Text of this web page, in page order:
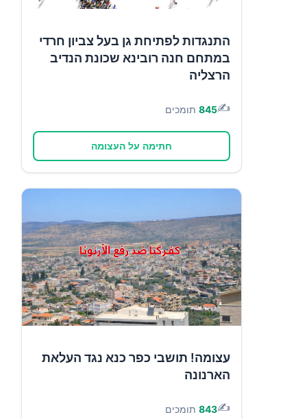
התנגדות לפתיחת גן בעל צביון חרדי
במתחם חנה רובינא שכונת הנדיב
הרצליה
✍️
845 תומכים
חתימה על העצומה
עצומה! תושבי כפר כנא נגד העלאת
הארנונה
✍️
843 תומכים